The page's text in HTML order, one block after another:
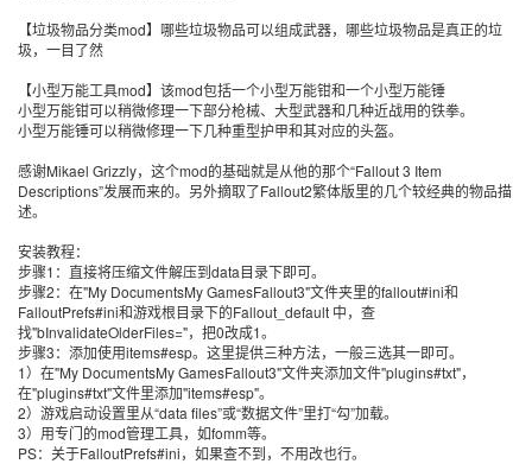
【垃圾物品分类mod】哪些垃圾物品可以组成武器，哪些垃圾物品是真正的垃
圾，一目了然
【小型万能工具mod】该mod包括一个小型万能钳和一个小型万能锤
小型万能钳可以稍微修理一下部分枪械、大型武器和几种近战用的铁拳。
小型万能锤可以稍微修理一下几种重型护甲和其对应的头盔。
感谢Mikael Grizzly，这个mod的基础就是从他的那个“Fallout 3 Item
Descriptions”发展而来的。另外摘取了Fallout2繁体版里的几个较经典的物品描
述。
安装教程：
步骤1：直接将压缩文件解压到data目录下即可。
步骤2：在"My DocumentsMy GamesFallout3"文件夹里的fallout#ini和
FalloutPrefs#ini和游戏根目录下的Fallout_default 中，查
找"bInvalidateOlderFiles="，把0改成1。
步骤3：添加使用items#esp。这里提供三种方法，一般三选其一即可。
1）在"My DocumentsMy GamesFallout3"文件夹添加文件"plugins#txt"，
在"plugins#txt"文件里添加"items#esp"。
2）游戏启动设置里从“data files”或“数据文件”里打“勾”加载。
3）用专门的mod管理工具，如fomm等。
PS：关于FalloutPrefs#ini，如果查不到，不用改也行。